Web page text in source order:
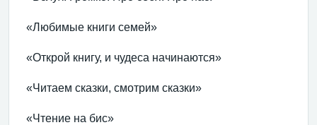
«Любимые книги семей»
«Открой книгу, и чудеса начинаются»
«Читаем сказки, смотрим сказки»
«Чтение на бис»